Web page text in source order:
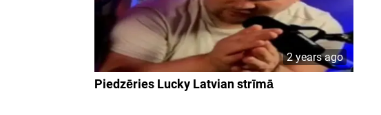
2 years ago
Piedzēries Lucky Latvian strīmā